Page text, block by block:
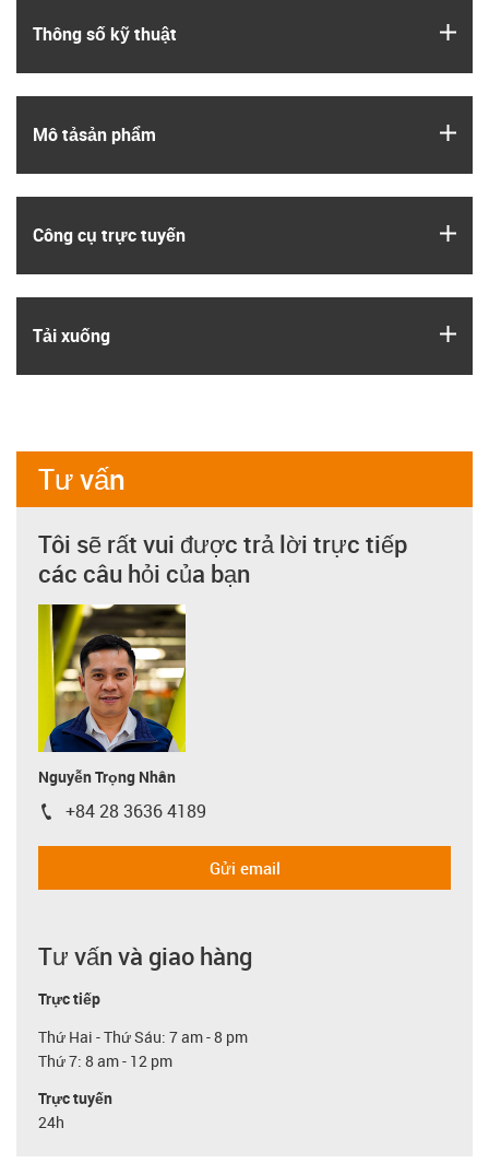
Thông số kỹ thuật
Mô tả­sản phẩm
Công cụ trực tuyến
Tải xuống
Tư vấn
Tôi sẽ rất vui được trả lời trực tiếp
các câu hỏi của bạn
Nguyễn Trọng Nhân
igus-icon-phone
+84 28 3636 4189
Gửi email
Tư vấn và giao hàng
Trực tiếp
Thứ Hai - Thứ Sáu: 7 am - 8 pm
Thứ 7: 8 am - 12 pm
Trực tuyến
24h